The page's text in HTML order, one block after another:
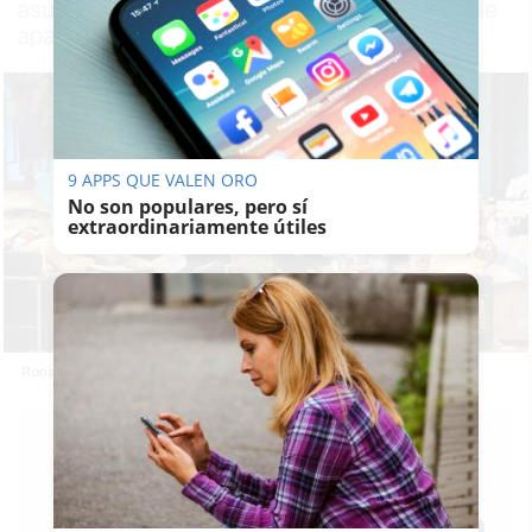
asuntos, del problema de salud mental que le
apartó de los terrenos de juego
Ronald Araujo, en su visita a 'La Revuelta' de David Broncano.
RUBÉN
GUERRERO
19/05/2026Actualizado: 19/05/2026 - 07:23
9 APPS QUE VALEN ORO
No son populares, pero sí
extraordinariamente útiles